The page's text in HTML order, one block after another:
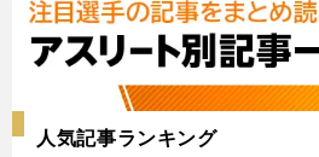
人気記事ランキング